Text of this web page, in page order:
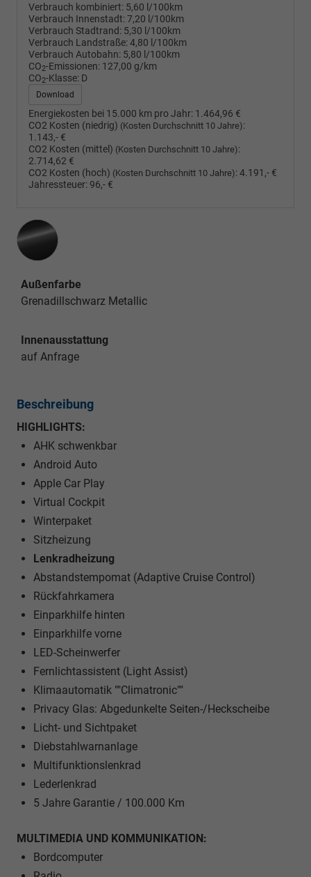
Verbrauch kombiniert: 5,60 l/100km
Verbrauch Innenstadt:7,20 l/100km
Verbrauch Stadtrand: 5,30 l/100km
Verbrauch Landstraße:4,80 l/100km
Verbrauch Autobahn: 5,80 l/100km
CO2-Emissionen: 127,00 g/km
CO2-Klasse: D
Download
Energiekosten bei 15.000 km pro Jahr: 1.464,96 €
CO2 Kosten (niedrig) (Kosten Durchschnitt 10 Jahre):
1.143,- €
CO2 Kosten (mittel) (Kosten Durchschnitt 10 Jahre):
2.714,62 €
CO2 Kosten (hoch) (Kosten Durchschnitt 10 Jahre):4.191,- €
Jahressteuer: 96,- €
Außenfarbe
Grenadillschwarz Metallic
Innenausstattung
auf Anfrage
Beschreibung
HIGHLIGHTS:
AHK schwenkbar
Android Auto
Apple Car Play
Virtual Cockpit
Winterpaket
Sitzheizung
Lenkradheizung
Abstandstempomat (Adaptive Cruise Control)
Rückfahrkamera
Einparkhilfe hinten
Einparkhilfe vorne
LED-Scheinwerfer
Fernlichtassistent (Light Assist)
Klimaautomatik ""Climatronic""
Privacy Glas: Abgedunkelte Seiten-/Heckscheibe
Licht- und Sichtpaket
Diebstahlwarnanlage
Multifunktionslenkrad
Lederlenkrad
5 Jahre Garantie / 100.000 Km
MULTIMEDIA UND KOMMUNIKATION:
Bordcomputer